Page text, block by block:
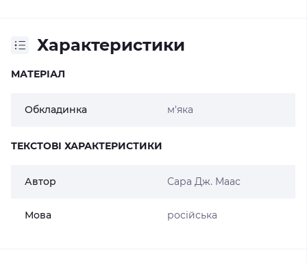
Характеристики
МАТЕРІАЛ
Обкладинка м'яка
ТЕКСТОВІ ХАРАКТЕРИСТИКИ
Автор Сара Дж. Маас
Мова російська